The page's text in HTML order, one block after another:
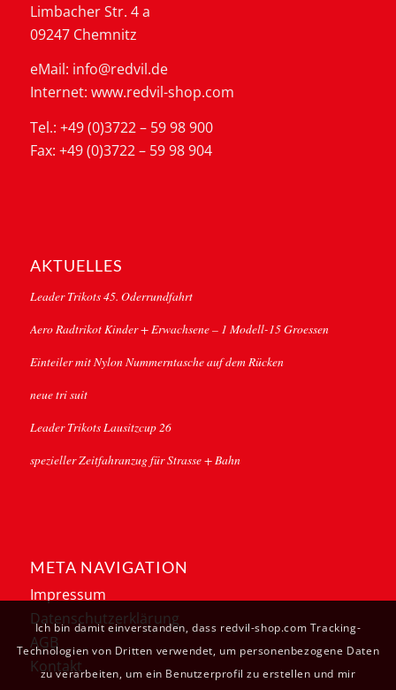
Limbacher Str. 4 a
09247 Chemnitz
eMail: info@redvil.de
Internet: www.redvil-shop.com
Tel.: +49 (0)3722 – 59 98 900
Fax: +49 (0)3722 – 59 98 904
AKTUELLES
Leader Trikots 45. Oderrundfahrt
Aero Radtrikot Kinder + Erwachsene – 1 Modell-15 Groessen
Einteiler mit Nylon Nummerntasche auf dem Rücken
neue tri suit
Leader Trikots Lausitzcup 26
spezieller Zeitfahranzug für Strasse + Bahn
META NAVIGATION
Impressum
Datenschutzerklärung
AGB
Kontakt
Ich bin damit einverstanden, dass redvil-shop.com Tracking-
Technologien von Dritten verwendet, um personenbezogene Daten
zu verarbeiten, um ein Benutzerprofil zu erstellen und mir